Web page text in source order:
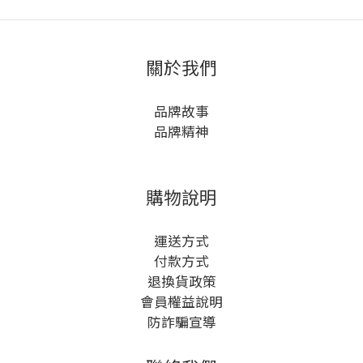
關於我們
品牌故事
品牌精神
購物說明
運送方式
付款方式
退換貨政策
會員權益說明
防詐騙宣導